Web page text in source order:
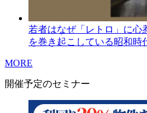
若者はなぜ「レトロ」に
を巻き起こしている昭和時
MORE
開催予定のセミナー